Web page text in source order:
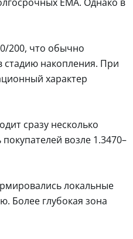
200, что обычно
стадию накопления. При
характер
сразу несколько
возле 1.3470–
локальные
Более глубокая зона